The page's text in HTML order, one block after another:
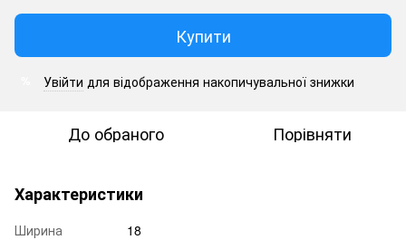
Купити
Увійти для відображення накопичувальної знижки
До обраного Порівняти
Характеристики
Ширина
18